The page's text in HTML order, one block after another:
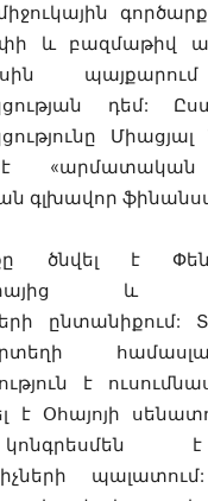
և բազմաթիվ
դեմ:
է «արմատական
գլխավոր
ծնվել է
և
ընտանիքում:
է
է Օհայոյի